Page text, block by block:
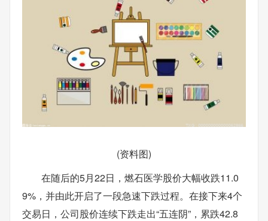
(资料图)
在随后的5月22日，燃石医学股价大幅收跌11.0
9%，并由此开启了一段急速下跌过程。在接下来4个
交易日，公司股价连续下跌走出“五连阴”，累跌42.8